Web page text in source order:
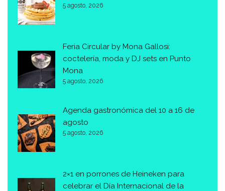
5 agosto, 2026
Feria Circular by Mona Gallosi:
coctelería, moda y DJ sets en Punto
Mona
5 agosto, 2026
Agenda gastronómica del 10 a 16 de
agosto
5 agosto, 2026
2×1 en porrones de Heineken para
celebrar el Día Internacional de la